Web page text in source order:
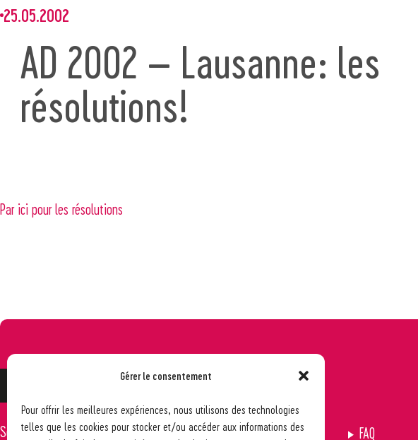
Gérer le consentement
Pour offrir les meilleures expériences, nous utilisons des technologies
telles que les cookies pour stocker et/ou accéder aux informations des
25.05.2002
AD 2002 – Lausanne: les
résolutions!
Par ici pour les résolutions
Société pédagogique vaudoise021 617 65 59 FAQ